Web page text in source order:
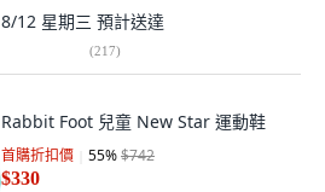
8/12 星期三 預計送達
(217)
Rabbit Foot 兒童 New Star 運動鞋
首購折扣價 55%$742
$330